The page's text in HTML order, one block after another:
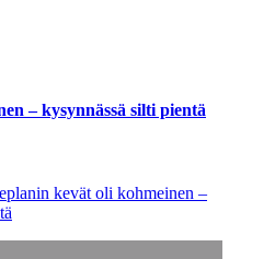
– kysynnässä silti pientä
kevät oli kohmeinen –